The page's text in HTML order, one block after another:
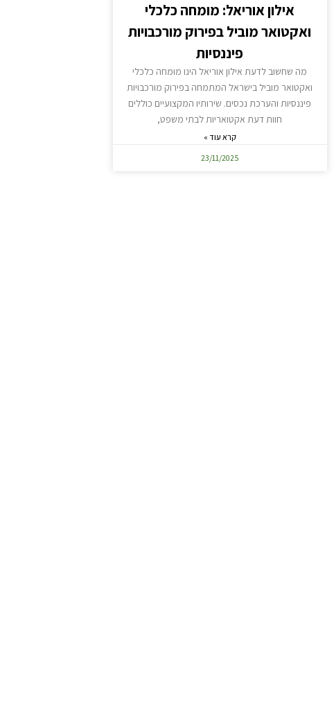
אילון אוריאל: מומחה כלכלי
ואקטואר מוביל בפירוק מורכבויות
פיננסיות
מה שחשוב לדעת אילון אוריאל הינו מומחה כלכלי
ואקטואר מוביל בישראל המתמחה בפירוק מורכבויות
פיננסיות והערכת נכסים. שירותיו המקצועיים כוללים
חוות דעת אקטואריות לבתי משפט,
קרא עוד »
23/11/2025